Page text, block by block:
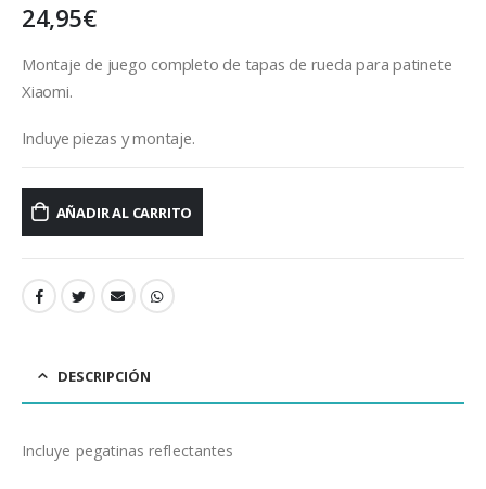
24,95€
Montaje de juego completo de tapas de rueda para patinete
Xiaomi.
Incluye piezas y montaje.
AÑADIR AL CARRITO
DESCRIPCIÓN
Incluye pegatinas reflectantes